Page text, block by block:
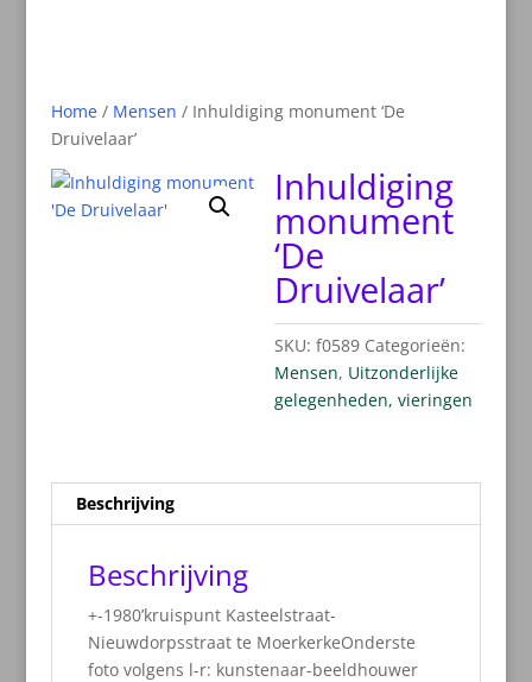
Home/ Mensen / Inhuldiging monument ‘De
Druivelaar’
Inhuldiging
monument
‘De
Druivelaar’
SKU:f0589 Categorieën:
Mensen, Uitzonderlijke
gelegenheden, vieringen
Beschrijving
Beschrijving
+-1980’kruispunt Kasteelstraat-
Nieuwdorpsstraat te MoerkerkeOnderste
foto volgens l-r: kunstenaar-beeldhouwer